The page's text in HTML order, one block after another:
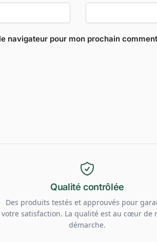
navigateur pour mon prochain
Qualité contrôlée
Des produits testés et approuvés pour
votre satisfaction. La qualité est au cœur de
démarche.